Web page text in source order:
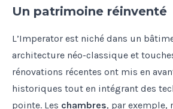
Un patrimoine réinventé
L’Imperator est niché dans un
architecture néo-classique et
rénovations récentes ont mis en
historiques tout en intégrant des
pointe. Les chambres, par exemple,